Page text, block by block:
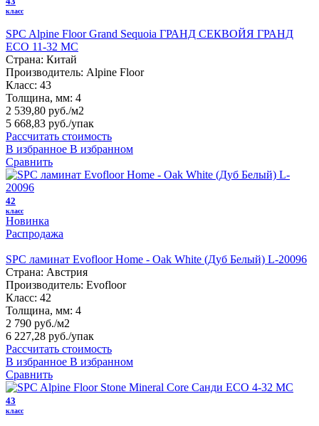
класс
SPC Alpine Floor Grand Sequoia ГРАНД СЕКВОЙЯ ГРАНД
ECO 11-32 MC
Страна: Китай
Производитель: Alpine Floor
Класс: 43
Толщина, мм: 4
2 539,80 руб./м2
5 668,83 руб./упак
Рассчитать стоимость
В избранное В избранном
Сравнить
42
класс
Новинка
Распродажа
SPC ламинат Evofloor Home - Oak White (Дуб Белый) L-20096
Страна: Австрия
Производитель: Evofloor
Класс: 42
Толщина, мм: 4
2 790 руб./м2
6 227,28 руб./упак
Рассчитать стоимость
В избранное В избранном
Сравнить
43
класс